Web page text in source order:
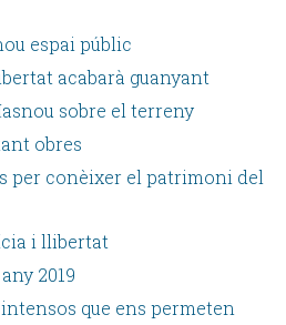
espai públic
acabarà guanyant
sobre el terreny
obres
per conèixer el patrimoni del
i llibertat
2019
intensos que ens permeten